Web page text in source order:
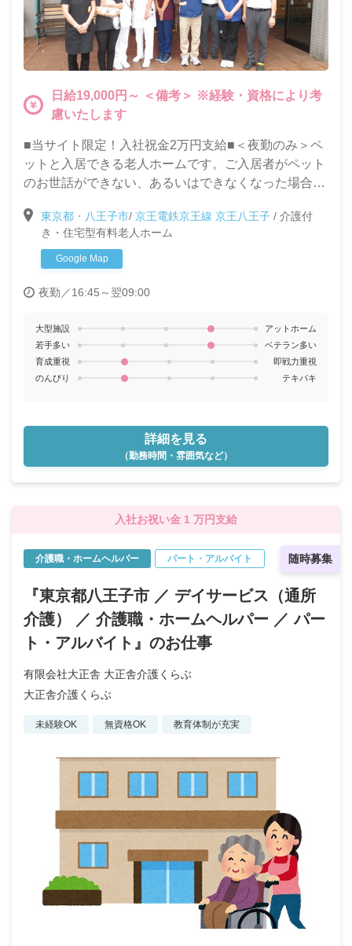
日給19,000円～ ＜備考＞ ※経験・資格により考
慮いたします
■当サイト限定！入社祝金2万円支給■＜夜勤のみ＞ペ
ットと入居できる老人ホームです。ご入居者がペット
のお世話ができない、あるいはできなくなった場合、
心して暮らせます。交通費支給で、車・バイク通勤が
可能です。
東京都・八王子市/ 京王電鉄京王線 京王八王子 / 介護付
き・住宅型有料老人ホーム
Google Map
夜勤／16:45～翌09:00
大型施設
アットホーム
若手多い
ベテラン多い
育成重視
即戦力重視
のんびり
テキパキ
詳細を見る
（勤務時間・雰囲気など）
入社お祝い金 1 万円支給
随時募集
介護職・ホームヘルパー パート・アルバイト
『東京都八王子市 ／ デイサービス（通所
介護） ／ 介護職・ホームヘルパー ／ パー
ト・アルバイト』のお仕事
有限会社大正舎 大正舎介護くらぶ
大正舎介護くらぶ
未経験OK 無資格OK 教育体制が充実